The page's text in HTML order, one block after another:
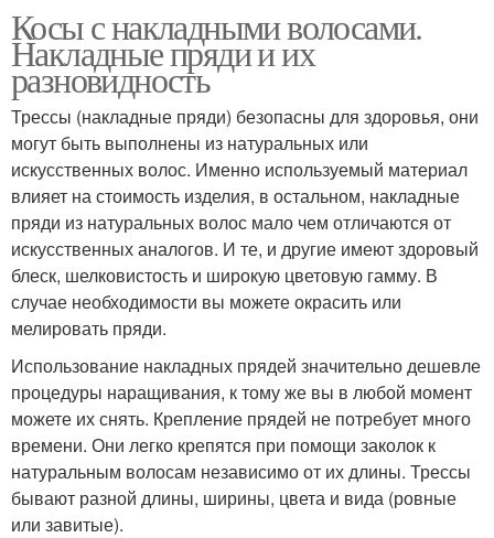
Косы с накладными волосами.
Накладные пряди и их
разновидность
Трессы (накладные пряди) безопасны для здоровья, они
могут быть выполнены из натуральных или
искусственных волос. Именно используемый материал
влияет на стоимость изделия, в остальном, накладные
пряди из натуральных волос мало чем отличаются от
искусственных аналогов. И те, и другие имеют здоровый
блеск, шелковистость и широкую цветовую гамму. В
случае необходимости вы можете окрасить или
мелировать пряди.
Использование накладных прядей значительно дешевле
процедуры наращивания, к тому же вы в любой момент
можете их снять. Крепление прядей не потребует много
времени. Они легко крепятся при помощи заколок к
натуральным волосам независимо от их длины. Трессы
бывают разной длины, ширины, цвета и вида (ровные
или завитые).